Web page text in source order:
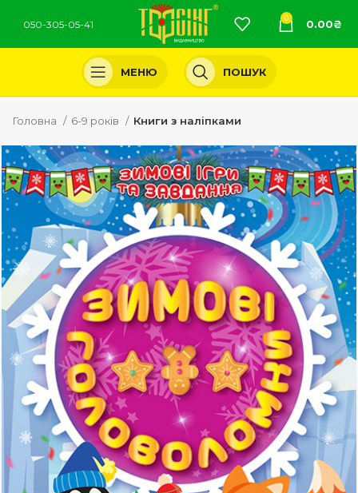
050-305-05-41
0 0.00₴
МЕНЮ ПОШУК
Головна 6-9 років Книги з наліпками